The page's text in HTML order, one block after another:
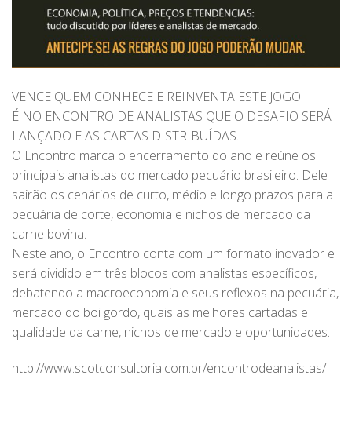
VENCE QUEM CONHECE E REINVENTA ESTE JOGO.
É NO ENCONTRO DE ANALISTAS QUE O DESAFIO SERÁ
LANÇADO E AS CARTAS DISTRIBUÍDAS.
O Encontro marca o encerramento do ano e reúne os
principais analistas do mercado pecuário brasileiro. Dele
sairão os cenários de curto, médio e longo prazos para a
pecuária de corte, economia e nichos de mercado da
carne bovina.
Neste ano, o Encontro conta com um formato inovador e
será dividido em três blocos com analistas específicos,
debatendo a macroeconomia e seus reflexos na pecuária,
mercado do boi gordo, quais as melhores cartadas e
qualidade da carne, nichos de mercado e oportunidades.
http://www.scotconsultoria.com.br/encontrodeanalistas/